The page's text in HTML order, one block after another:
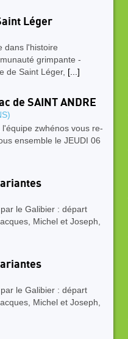
Léger
dans l'histoire
grimpante -
de Saint Léger, [...]
de SAINT ANDRE
zwhénos vous re-
ensemble le JEUDI 06
le Galibier : départ
Michel et Joseph,
le Galibier : départ
Michel et Joseph,